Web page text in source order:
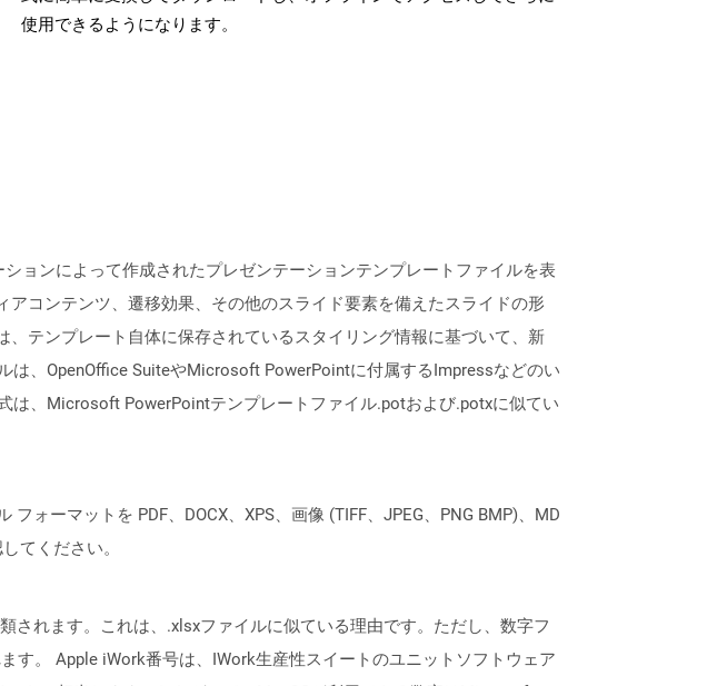
使用できるようになります。
ョンによって作成されたプレゼンテーションテンプレートファイルを表
コンテンツ、遷移効果、その他のスライド要素を備えたスライドの形
テンプレート自体に保存されているスタイリング情報に基づいて、新
は、OpenOffice SuiteやMicrosoft PowerPointに付属するImpressなどのい
は、Microsoft PowerPointテンプレートファイル.potおよび.potxに似てい
ォーマットを PDF、DOCX、XPS、画像 (TIFF、JPEG、PNG BMP)、MD
てください。
れます。これは、.xlsxファイルに似ている理由です。ただし、数字フ
す。 Apple iWork番号は、IWork生産性スイートのユニットソフトウェア